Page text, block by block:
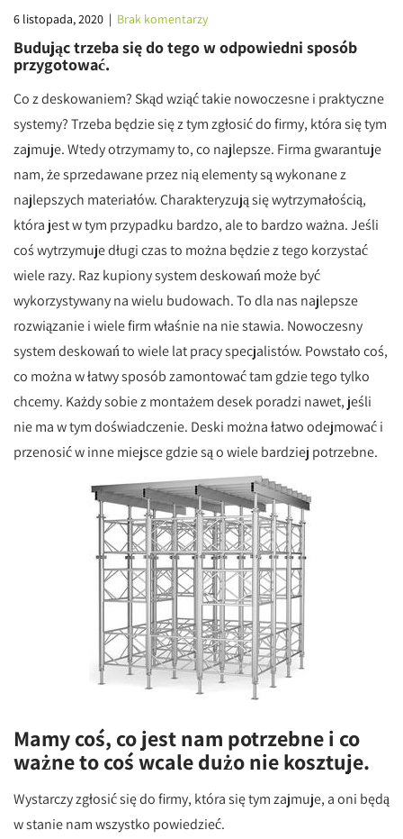
6 listopada, 2020 | Brak komentarzy
Budując trzeba się do tego w odpowiedni sposób
przygotować.
Co z deskowaniem? Skąd wziąć takie nowoczesne i praktyczne
systemy? Trzeba będzie się z tym zgłosić do firmy, która się tym
zajmuje. Wtedy otrzymamy to, co najlepsze. Firma gwarantuje
nam, że sprzedawane przez nią elementy są wykonane z
najlepszych materiałów. Charakteryzują się wytrzymałością,
która jest w tym przypadku bardzo, ale to bardzo ważna. Jeśli
coś wytrzymuje długi czas to można będzie z tego korzystać
wiele razy. Raz kupiony system deskowań może być
wykorzystywany na wielu budowach. To dla nas najlepsze
rozwiązanie i wiele firm właśnie na nie stawia. Nowoczesny
system deskowań to wiele lat pracy specjalistów. Powstało coś,
co można w łatwy sposób zamontować tam gdzie tego tylko
chcemy. Każdy sobie z montażem desek poradzi nawet, jeśli
nie ma w tym doświadczenie. Deski można łatwo odejmować i
przenosić w inne miejsce gdzie są o wiele bardziej potrzebne.
Mamy coś, co jest nam potrzebne i co
ważne to coś wcale dużo nie kosztuje.
Wystarczy zgłosić się do firmy, która się tym zajmuje, a oni będą
w stanie nam wszystko powiedzieć.